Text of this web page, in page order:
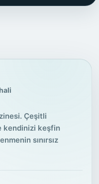
Çeşitli
kendinizi keşfin
sınırsız